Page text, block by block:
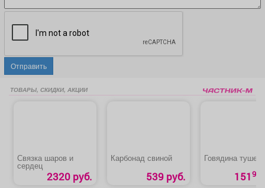
Отправить
ТОВАРЫ, СКИДКИ, АКЦИИ
Связка шаров и
сердец
2320 руб.
Карбонад свиной
539 руб.
Говядина
15190